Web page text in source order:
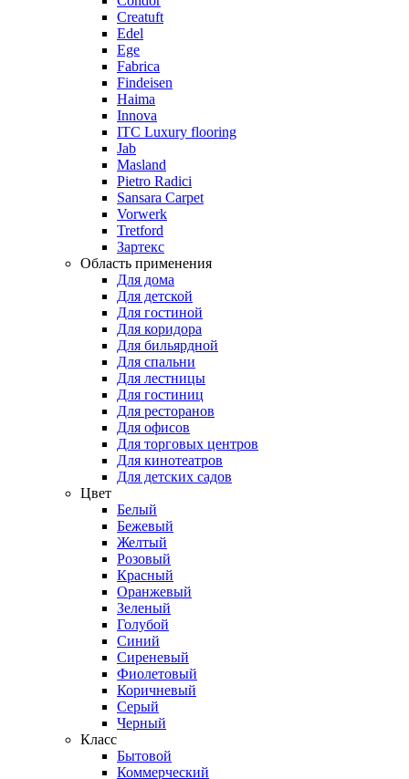
Creatuft
Edel
Ege
Fabrica
Findeisen
Haima
Innova
ITC Luxury flooring
Jab
Masland
Pietro Radici
Sansara Carpet
Vorwerk
Tretford
Зартекс
Область применения
Для дома
Для детской
Для гостиной
Для коридора
Для бильярдной
Для спальни
Для лестницы
Для гостиниц
Для ресторанов
Для офисов
Для торговых центров
Для кинотеатров
Для детских садов
Цвет
Белый
Бежевый
Желтый
Розовый
Красный
Оранжевый
Зеленый
Голубой
Синий
Сиреневый
Фиолетовый
Коричневый
Серый
Черный
Класс
Бытовой
Коммерческий